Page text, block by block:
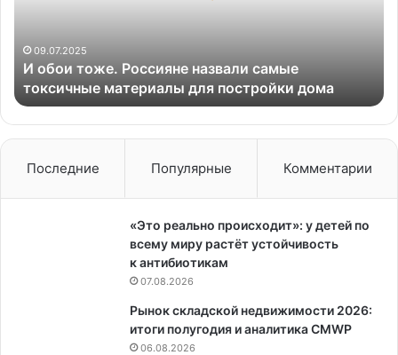
материалы
для
постройки
дома
09.07.2025
И обои тоже. Россияне назвали самые
токсичные материалы для постройки дома
Последние Популярные Комментарии
«Это реально происходит»: у детей по
всему миру растёт устойчивость
к антибиотикам
07.08.2026
Рынок складской недвижимости 2026:
итоги полугодия и аналитика CMWP
06.08.2026